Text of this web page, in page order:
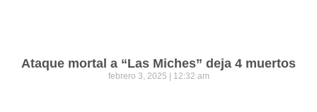
Ataque mortal a “Las Miches” deja 4 muertos
febrero 3, 2025 12:32 am